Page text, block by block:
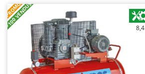
Redback
Resto Italia
Ribimex
Ripartrak
Ritter
PROMO
+100 VENDUS 8,4